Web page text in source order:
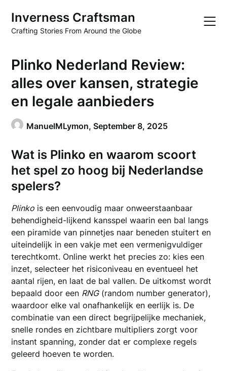
content
Inverness Craftsman
Crafting Stories From Around the Globe
Plinko Nederland Review:
alles over kansen, strategie
en legale aanbieders
ManuelMLymon,September 8, 2025
Wat is Plinko en waarom scoort
het spel zo hoog bij Nederlandse
spelers?
Plinko is een eenvoudig maar onweerstaanbaar
behendigheid-lijkend kansspel waarin een bal langs
een piramide van pinnetjes naar beneden stuitert en
uiteindelijk in een vakje met een vermenigvuldiger
terechtkomt. Online werkt het precies zo: kies een
inzet, selecteer het risiconiveau en eventueel het
aantal rijen, en laat de bal vallen. De uitkomst wordt
bepaald door een RNG(random number generator),
waardoor elke val onafhankelijk en eerlijk is. De
combinatie van een direct begrijpelijke mechaniek,
snelle rondes en zichtbare multipliers zorgt voor
instant spanning, zonder dat er complexe regels
geleerd hoeven te worden.